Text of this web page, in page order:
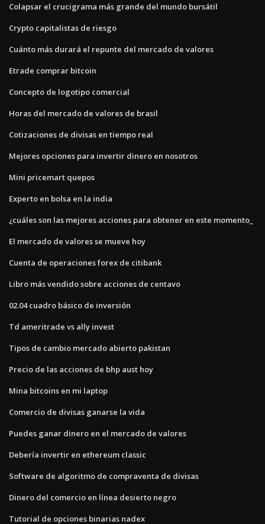
Colapsar el crucigrama más grande del mundo bursátil
Crypto capitalistas de riesgo
Cuánto más durará el repunte del mercado de valores
Etrade comprar bitcoin
Concepto de logotipo comercial
Horas del mercado de valores de brasil
Cotizaciones de divisas en tiempo real
Mejores opciones para invertir dinero en nosotros
Mini pricemart quepos
Experto en bolsa en la india
¿cuáles son las mejores acciones para obtener en este momento_
El mercado de valores se mueve hoy
Cuenta de operaciones forex de citibank
Libro más vendido sobre acciones de centavo
02.04 cuadro básico de inversión
Td ameritrade vs ally invest
Tipos de cambio mercado abierto pakistan
Precio de las acciones de bhp aust hoy
Mina bitcoins en mi laptop
Comercio de divisas ganarse la vida
Puedes ganar dinero en el mercado de valores
Debería invertir en ethereum classic
Software de algoritmo de compraventa de divisas
Dinero del comercio en línea desierto negro
Tutorial de opciones binarias nadex